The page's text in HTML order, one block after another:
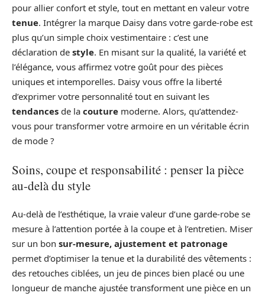
pour allier confort et style, tout en mettant en valeur votre
tenue. Intégrer la marque Daisy dans votre garde-robe est
plus qu’un simple choix vestimentaire : c’est une
déclaration de style. En misant sur la qualité, la variété et
l’élégance, vous affirmez votre goût pour des pièces
uniques et intemporelles. Daisy vous offre la liberté
d’exprimer votre personnalité tout en suivant les
tendances de la couture moderne. Alors, qu’attendez-
vous pour transformer votre armoire en un véritable écrin
de mode ?
Soins, coupe et responsabilité : penser la pièce
au-delà du style
Au‑delà de l’esthétique, la vraie valeur d’une garde‑robe se
mesure à l’attention portée à la coupe et à l’entretien. Miser
sur un bon sur-mesure, ajustement et patronage
permet d’optimiser la tenue et la durabilité des vêtements :
des retouches ciblées, un jeu de pinces bien placé ou une
longueur de manche ajustée transforment une pièce en un